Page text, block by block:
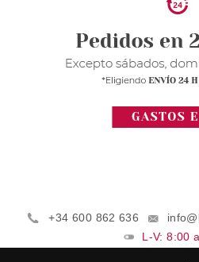
+34 600 862 636
L-V: 8:00